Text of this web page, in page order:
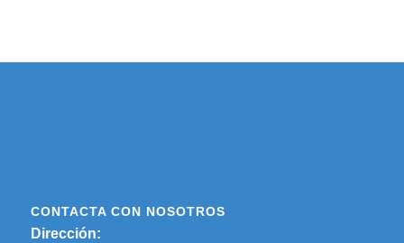
CONTACTA CON NOSOTROS
Dirección: